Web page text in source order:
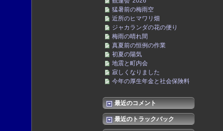
猛暑前の梅雨空
近所のヒマワリ畑
ジャカランダの花の便り
梅雨の晴れ間
真夏前の恒例の作業
初夏の陽気
地震と町内会
寂しくなりました
今年の厚生年金と社会保険料
最近のコメント
最近のトラックバック